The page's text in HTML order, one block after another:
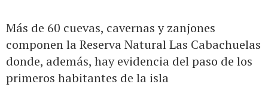
Más de 60 cuevas, cavernas y zanjones
componen la Reserva Natural Las Cabachuelas
donde, además, hay evidencia del paso de los
primeros habitantes de la isla